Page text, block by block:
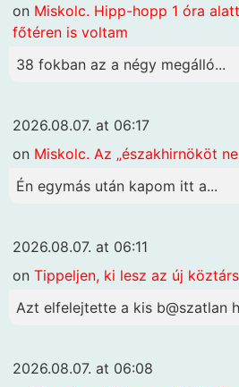
on Miskolc. Hipp-hopp 1 óra
főtéren is voltam
38 fokban az a négy megálló...
2026.08.07. at 06:17
on Miskolc. Az „északhirnököt
Én egymás után kapom itt a...
2026.08.07. at 06:11
on Tippeljen, ki lesz az új
Azt elfelejtette a kis b@szatlan
2026.08.07. at 06:08